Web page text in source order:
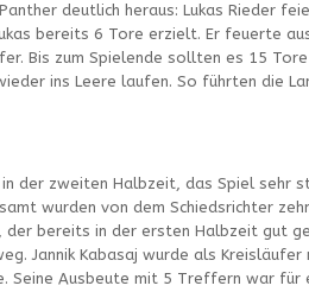
deutlich heraus: Lukas Rieder
bereits 6 Tore erzielt. Er feuerte
Bis zum Spielende sollten es 15
ins Leere laufen. So führten die
der zweiten Halbzeit, das Spiel sehr
wurden von dem Schiedsrichter
der bereits in der ersten Halbzeit gut
Jannik Kabasaj wurde als
Seine Ausbeute mit 5 Treffern war für